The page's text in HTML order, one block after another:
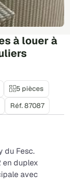
à louer à
5 pièces
Réf. 87087
du Fesc.
en duplex
avec